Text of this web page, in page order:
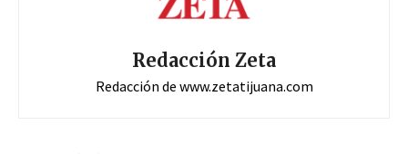
Redacción Zeta
Redacción de www.zetatijuana.com